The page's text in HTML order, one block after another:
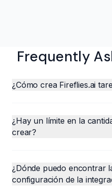
Frequently
¿Cómo crea Fireflies.ai
¿Hay un límite en la
crear?
¿Dónde puedo encontrar
configuración de la